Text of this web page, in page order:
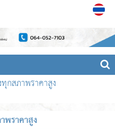
กสภาพราคาสูง
ราคาสูง